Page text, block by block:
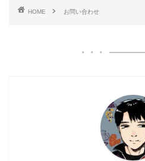
HOME お問い合わせ